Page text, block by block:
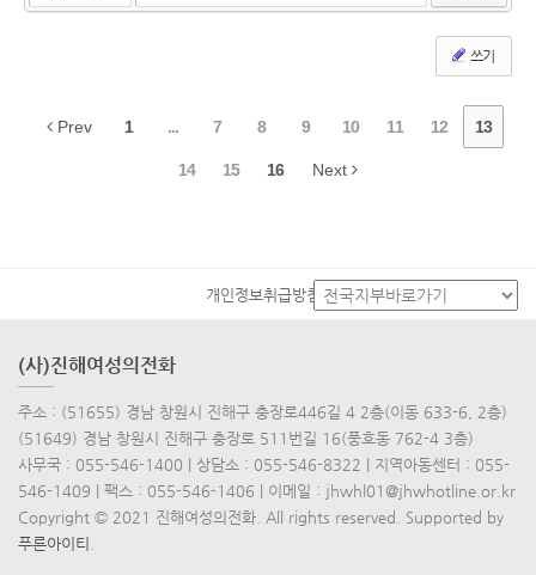
쓰기
Prev 1 ... 7 8 9 10 11 12 13
14 15 16 Next
개인정보취급방침
(사)진해여성의전화
주소 : (51655) 경남 창원시 진해구 충장로446길 4 2층(이동 633-6, 2층)
(51649) 경남 창원시 진해구 충장로 511번길 16(풍호동 762-4 3층)
사무국 : 055-546-1400 | 상담소 : 055-546-8322 | 지역아동센터 : 055-
546-1409 | 팩스 : 055-546-1406 | 이메일 : jhwhl01@jhwhotline.or.kr
Copyright © 2021 진해여성의전화. All rights reserved. Supported by
푸른아이티